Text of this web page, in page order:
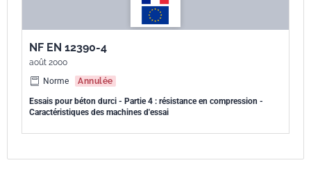
NF EN 12390-4
août 2000
Norme
Annulée
Essais pour béton durci - Partie 4 : résistance en compression -
Caractéristiques des machines d'essai